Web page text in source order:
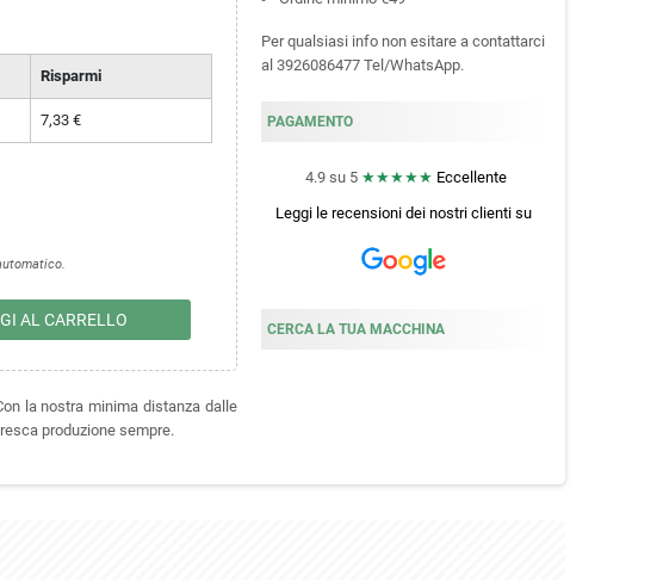
Risparmi
7,33 €
AL CARRELLO
la nostra minima distanza dalle
produzione sempre.
Per qualsiasi info non esitare a contattarci
al 3926086477 Tel/WhatsApp.
PAGAMENTO
4.9 su 5 ★★★★★ Eccellente
Leggi le recensioni dei nostri clientisu
CERCA LA TUA MACCHINA